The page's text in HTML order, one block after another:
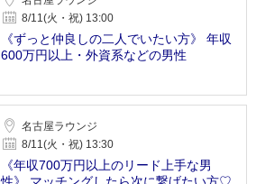
8/11(火・祝) 13:00
《ずっと仲良しの二人でいたい方》 年収
600万円以上・外資系などの男性
名古屋ラウンジ
8/11(火・祝) 13:30
《年収700万円以上のリード上手な男
性》 マッチングしたら次に繋げたい方♡